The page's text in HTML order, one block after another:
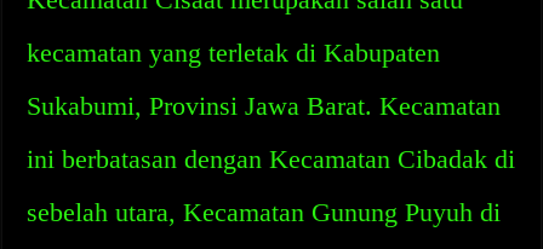
kecamatan yang terletak di Kabupaten
Sukabumi, Provinsi Jawa Barat. Kecamatan
ini berbatasan dengan Kecamatan Cibadak di
sebelah utara, Kecamatan Gunung Puyuh di